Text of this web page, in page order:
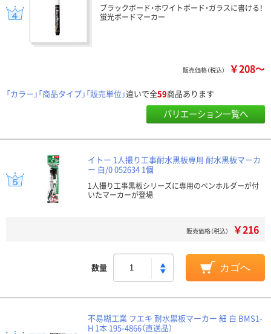
ブラックボード・ホワイトボード・ガラスに書ける！
蛍光ボードマーカー
販売価格（税込） ￥208～
「カラー」「商品タイプ」「販売単位」違いで全59商品あります
バリエーション一覧へ
イトー 1人撮り工事耐水黒板専用 耐水黒板マーカ
ー 白/0 052634 1個
1人撮り工事黒板シリーズに専用のペンホルダーが付
いたマーカーが登場
販売価格（税込） ￥216
数量 カゴへ
不易糊工業 フエキ 耐水黒板マーカー 細 白 BMS1-
H 1本 195-4866（直送品）